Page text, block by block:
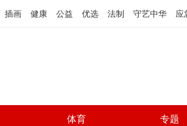
插画 健康 公益 优选 法制 守艺中华 应
体育 专题